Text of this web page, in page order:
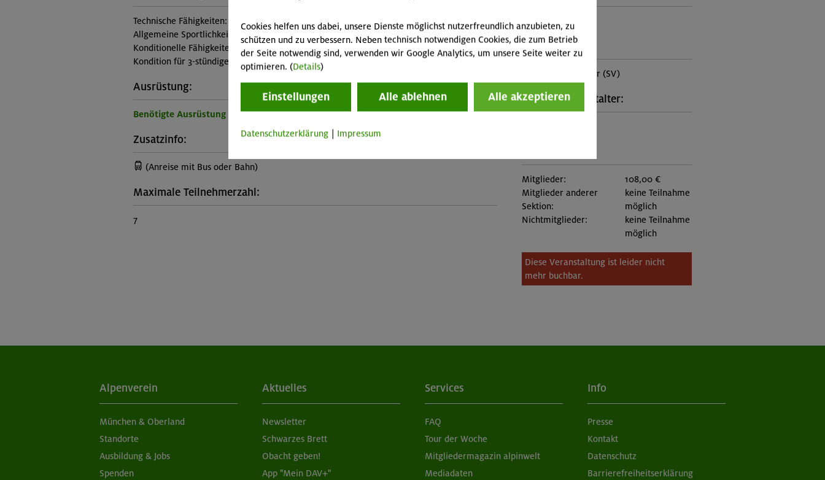
Technische Fähigkeiten:
Allgemeine Sportlichkeit
Konditionelle Fähigkeiten:
Kondition für 3-stündige Aufstiege
Ausrüstung:
Benötigte Ausrüstung für diese Veranstaltung
Zusatzinfo:
(Anreise mit Bus oder Bahn)
Maximale Teilnehmerzahl:
7
MUC-26-0142
Stützpunkt:
DAV-Haus Hammer (SV)
Kontakt Veranstalter:
Mitglieder:
108,00 €
Mitglieder anderer
Sektion:
keine Teilnahme
möglich
Nichtmitglieder:
keine Teilnahme
möglich
Diese Veranstaltung ist leider nicht
mehr buchbar.
Alpenverein
München & Oberland
Standorte
Ausbildung & Jobs
Spenden
Aktuelles
Newsletter
Schwarzes Brett
Obacht geben!
App "Mein DAV+"
Services
FAQ
Tour der Woche
Mitgliedermagazin alpinwelt
Mediadaten
Info
Presse
Kontakt
Datenschutz
Barrierefreiheitserklärung
Cookies helfen uns dabei, unsere Dienste möglichst nutzerfreundlich anzubieten, zu
schützen und zu verbessern. Neben technisch notwendigen Cookies, die zum Betrieb
der Seite notwendig sind, verwenden wir Google Analytics, um unsere Seite weiter zu
optimieren. (Details)
Einstellungen Alle ablehnen Alle akzeptieren
Datenschutzerklärung Impressum